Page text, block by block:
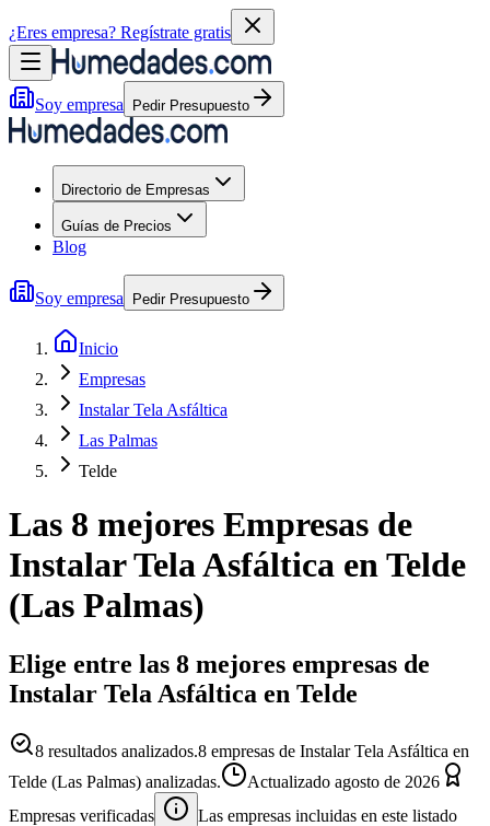
¿Eres empresa? Regístrate gratis
Soy empresa Pedir Presupuesto
Directorio de Empresas
Guías de Precios
Blog
Soy empresa Pedir Presupuesto
Inicio
Empresas
Instalar Tela Asfáltica
Las Palmas
Telde
Las 8 mejores Empresas de
Instalar Tela Asfáltica enTelde
(Las Palmas)
Elige entre las 8 mejores empresas de
Instalar Tela Asfáltica en Telde
8 resultados analizados.8 empresas de Instalar Tela Asfáltica en
Telde (Las Palmas) analizadas.
Actualizado agosto de 2026
Empresas verificadas
Las empresas incluidas en este listado